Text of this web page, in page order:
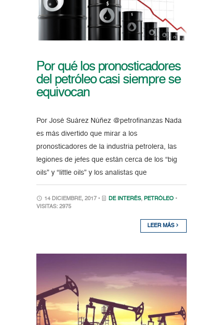
Por qué los pronosticadores
del petróleo casi siempre se
equivocan
Por José Suárez Núñez @petrofinanzas Nada
es más divertido que mirar a los
pronosticadores de la industria petrolera, las
legiones de jefes que están cerca de los “big
oils” y “little oils” y los analistas que
14 DICIEMBRE, 2017 • DE INTERÉS, PETRÓLEO •
VISITAS: 2975
LEER MÁS